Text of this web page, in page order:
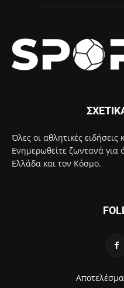
Όλες οι αθλητικές ειδήσεις
Ενημερωθείτε ζωντανά για
Ελλάδα και τον Κόσμο.